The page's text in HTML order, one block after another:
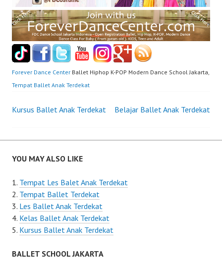
Forever Dance Center Ballet Hiphop K-POP Modern Dance School Jakarta,
Tempat Ballet Anak Terdekat
Post
navigation
Kursus Ballet Anak Terdekat Belajar Ballet Anak Terdekat
YOU MAY ALSO LIKE
Tempat Les Balet Anak Terdekat
Tempat Ballet Terdekat
Les Ballet Anak Terdekat
Kelas Ballet Anak Terdekat
Kursus Ballet Anak Terdekat
BALLET SCHOOL JAKARTA